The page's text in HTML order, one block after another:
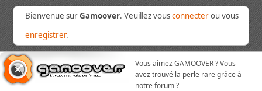
Bienvenue surGamoover. Veuillez vousconnecterou vous
enregistrer.
Vous aimez GAMOOVER ? Vous
avez trouvé la perle rare grâce à
notre forum ?